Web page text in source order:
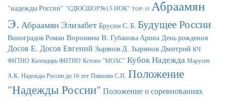
"надежды России" "СДЮСШОР№13-НОК" TOP-10 Абраамян
Э. Абраамян Элизабет Брусин С. Б. Будущее России
Виноградов Роман Воронина В. Губанова Арина День рождения
Досов Е. Досов Евгений Зырянов Д. Зырянов Дмитрий КЧ
ФНТНО Календарь ФНТНО Кстово "МОАС" Кубок Надежда Марусич
А.К. Надежды России до 16 лет Пивкина С.И. Положение
"Надежды России" Положение о соревнованиях